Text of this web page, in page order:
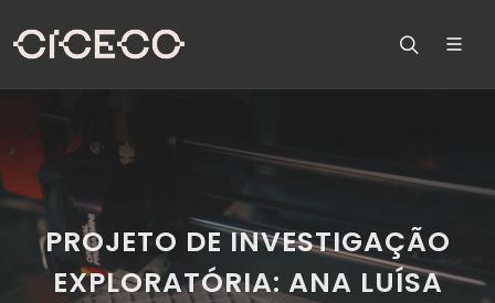
PROJETO DE INVESTIGAÇÃO
EXPLORATÓRIA: ANA LUÍSA